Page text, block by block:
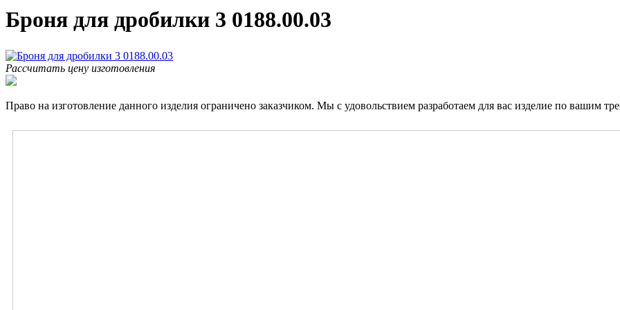
Броня для дробилки 3 0188.00.03
Рассчитать цену изготовления
Право на изготовление данного изделия ограничено заказчиком. Мы с удовольствием разработаем для вас изделие по вашим